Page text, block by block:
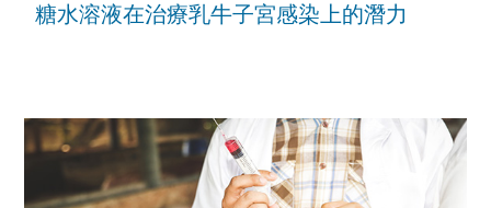
糖水溶液在治療乳牛子宮感染上的潛力